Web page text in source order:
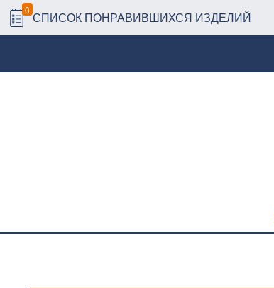
0 СПИСОК ПОНРАВИВШИХСЯ ИЗДЕЛИЙ